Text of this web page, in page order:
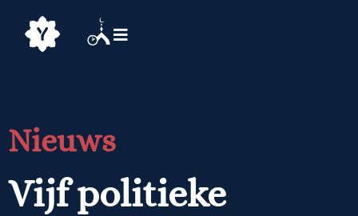
Nieuws
Vijf politieke